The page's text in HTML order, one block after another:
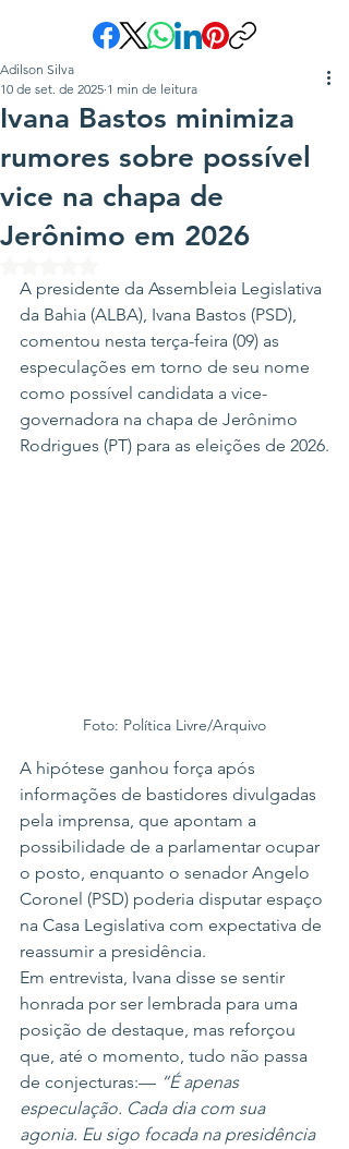
Ivana Bastos minimiza
rumores sobre possível
vice na chapa de
Jerônimo em 2026
Adilson Silva
10 de set. de 2025 1 min de leitura
A presidente da Assembleia Legislativa
da Bahia (ALBA), Ivana Bastos (PSD),
comentou nesta terça-feira (09) as
especulações em torno de seu nome
como possível candidata a vice-
governadora na chapa de Jerônimo
Rodrigues (PT) para as eleições de 2026.
Foto: Política Livre/Arquivo
A hipótese ganhou força após
informações de bastidores divulgadas
pela imprensa, que apontam a
possibilidade de a parlamentar ocupar
o posto, enquanto o senador Angelo
Coronel (PSD) poderia disputar espaço
na Casa Legislativa com expectativa de
reassumir a presidência.
Em entrevista, Ivana disse se sentir
honrada por ser lembrada para uma
posição de destaque, mas reforçou
que, até o momento, tudo não passa
de conjecturas:— “É apenas
especulação. Cada dia com sua
agonia. Eu sigo focada na presidência